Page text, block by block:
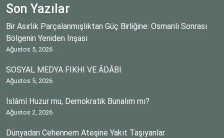
Son Yazılar
Bir Asırlık Parçalanmışlıktan Güç Birliğine: Osmanlı Sonrası
Bölgenin Yeniden İnşası
Ağustos 5, 2026
SOSYAL MEDYA FIKHI VE ÂDÂBI
Ağustos 5, 2026
İslâmî Huzur mu, Demokratik Bunalım mı?
Ağustos 2, 2026
Dünyadan Cehennem Ateşine Yakıt Taşıyanlar